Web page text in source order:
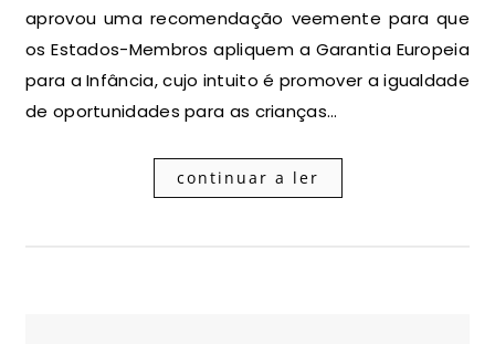
aprovou uma recomendação veemente para que
os Estados-Membros apliquem a Garantia Europeia
para a Infância, cujo intuito é promover a igualdade
de oportunidades para as crianças…
continuar a ler